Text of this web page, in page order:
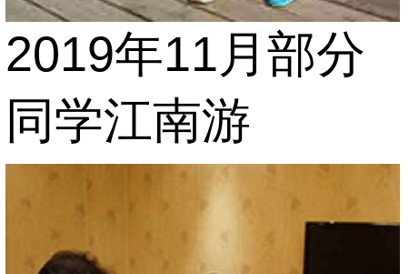
2019年11月部分
同学江南游